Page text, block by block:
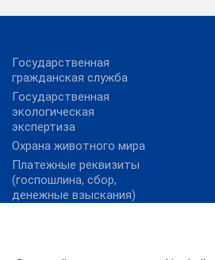
Государственная
гражданская служба
Государственная
экологическая
экспертиза
Охрана животного мира
Платежные реквизиты
(госпошлина, сбор,
денежные взыскания)